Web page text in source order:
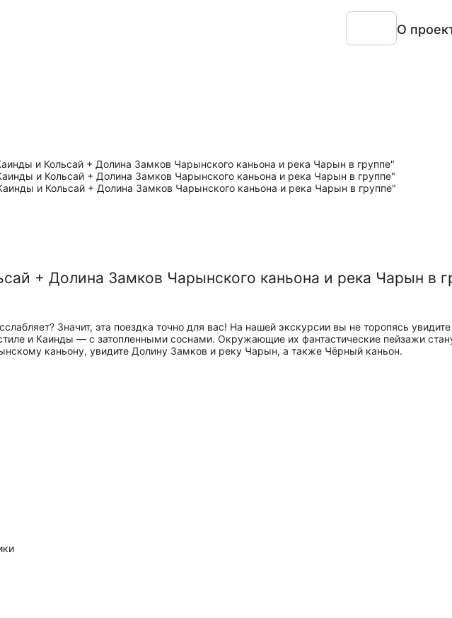
О
+ Долина Замков Чарынского каньона и река Чарын в
Значит, эта поездка точно для вас! На нашей экскурсии вы не торопясь
и Каинды — с затопленными соснами. Окружающие их фантастические пейзажи
каньону, увидите Долину Замков и реку Чарын, а также Чёрный каньон.